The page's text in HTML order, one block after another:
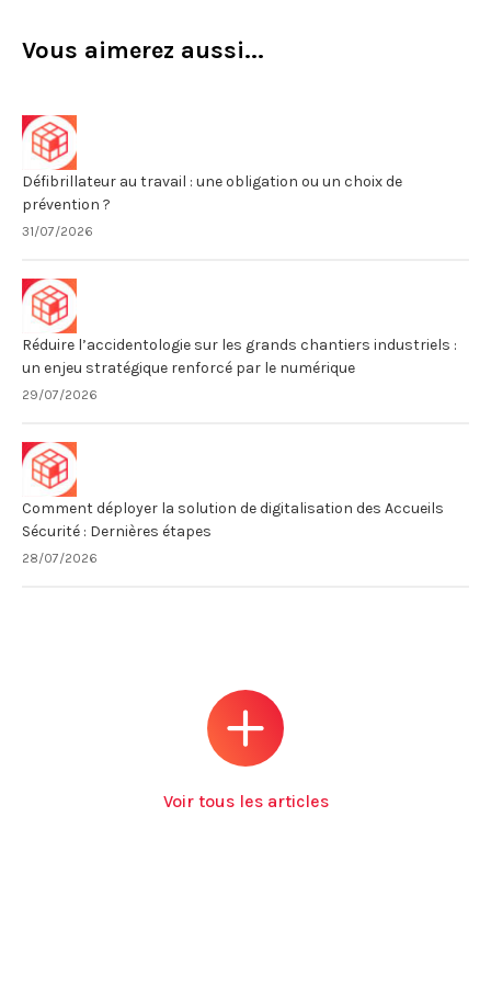
Vous aimerez aussi...
Défibrillateur au travail : une obligation ou un choix de
prévention ?
31/07/2026
Réduire l’accidentologie sur les grands chantiers industriels :
un enjeu stratégique renforcé par le numérique
29/07/2026
Comment déployer la solution de digitalisation des Accueils
Sécurité : Dernières étapes
28/07/2026
Voir tous les articles